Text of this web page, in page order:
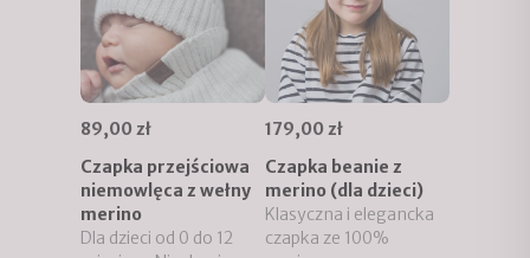
89,00 zł
Czapka przejściowa
niemowlęca z wełny
merino
Dla dzieci od 0 do 12
179,00 zł
Czapka beanie z
merino (dla dzieci)
Klasyczna i elegancka
czapka ze 100%